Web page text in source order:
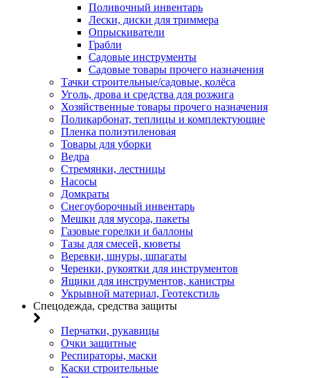
Поливочный инвентарь
Лески, диски для триммера
Опрыскиватели
Грабли
Садовые инструменты
Садовые товары прочего назначения
Тачки строительные/садовые, колёса
Уголь, дрова и средства для розжига
Хозяйственные товары прочего назначения
Поликарбонат, теплицы и комплектующие
Пленка полиэтиленовая
Товары для уборки
Ведра
Стремянки, лестницы
Насосы
Домкраты
Снегоуборочный инвентарь
Мешки для мусора, пакеты
Газовые горелки и баллоны
Тазы для смесей, кюветы
Веревки, шнуры, шпагаты
Черенки, рукоятки для инструментов
Ящики для инструментов, канистры
Укрывной материал, Геотекстиль
Спецодежда, средства защиты
Перчатки, рукавицы
Очки защитные
Респираторы, маски
Каски строительные